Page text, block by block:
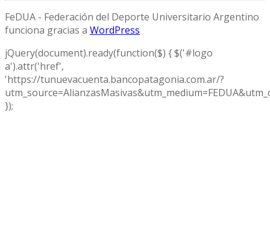
FeDUA - Federación del Deporte Universitario Argentino
funciona gracias a WordPress
jQuery(document).ready(function($) { $('#logo
a').attr('href',
'https://tunuevacuenta.bancopatagonia.com.ar/?
});